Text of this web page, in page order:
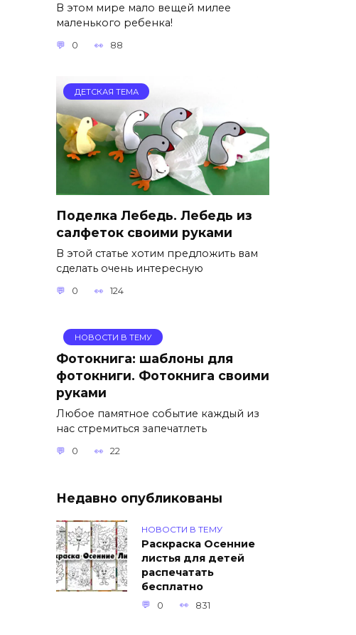
В этом мире мало вещей милее
маленького ребенка!
0 88
ДЕТСКАЯ ТЕМА
Поделка Лебедь. Лебедь из
салфеток своими руками
В этой статье хотим предложить вам
сделать очень интересную
0 124
НОВОСТИ В ТЕМУ
Фотокнига: шаблоны для
фотокниги. Фотокнига своими
руками
Любое памятное событие каждый из
нас стремиться запечатлеть
0 22
Недавно опубликованы
НОВОСТИ В ТЕМУ
Раскраска Осенние
листья для детей
распечатать
бесплатно
0 831